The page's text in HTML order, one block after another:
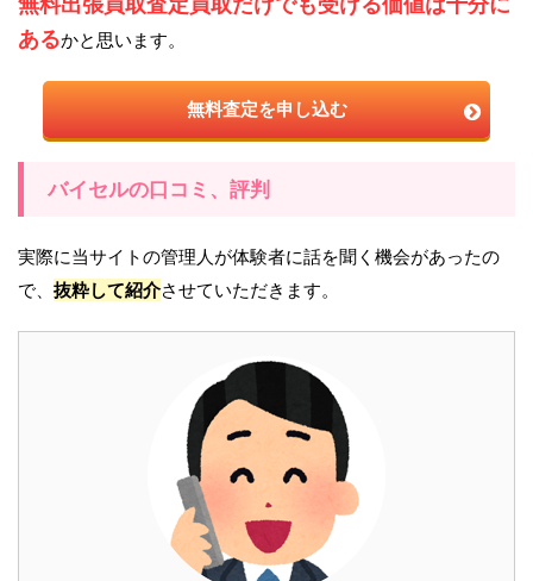
あるかと思います。
無料査定を申し込む
バイセルの口コミ、評判
実際に当サイトの管理人が体験者に話を聞く機会があったの
で、 抜粋して紹介させていただきます。